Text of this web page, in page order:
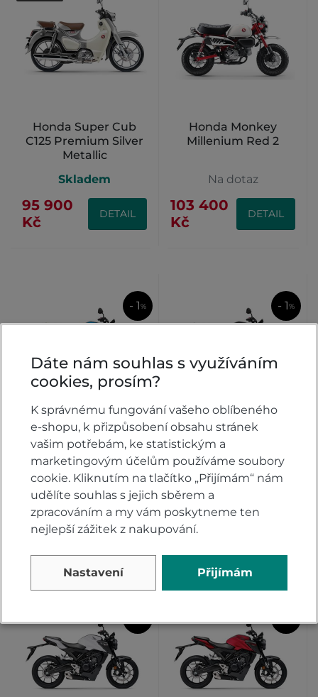
Honda Super Cub
C125 Premium Silver
Metallic
Skladem
95 900
Kč
DETAIL
Honda Monkey
Millenium Red 2
Na dotaz
103 400
Kč
DETAIL
Honda CB125R Neo
Sports Café Mat Reef
Sea Blue Metallic
- 1%
Na dotaz
118 900
Kč
DETAIL
Honda CB125R Neo
Sports Café Matt
Cynos Gray Metallic
- 1%
Na dotaz
120 400 Kč
118 900
Kč
- 1 - 1
Dáte nám souhlas s využíváním
cookies, prosím?
K správnému fungování vašeho oblíbeného
e-shopu, k přizpůsobení obsahu stránek
vašim potřebám, ke statistickým a
marketingovým účelům používáme soubory
cookie. Kliknutím na tlačítko „Přijímám“ nám
udělíte souhlas s jejich sběrem a
zpracováním a my vám poskytneme ten
nejlepší zážitek z nakupování.
Nastavení Přijímám